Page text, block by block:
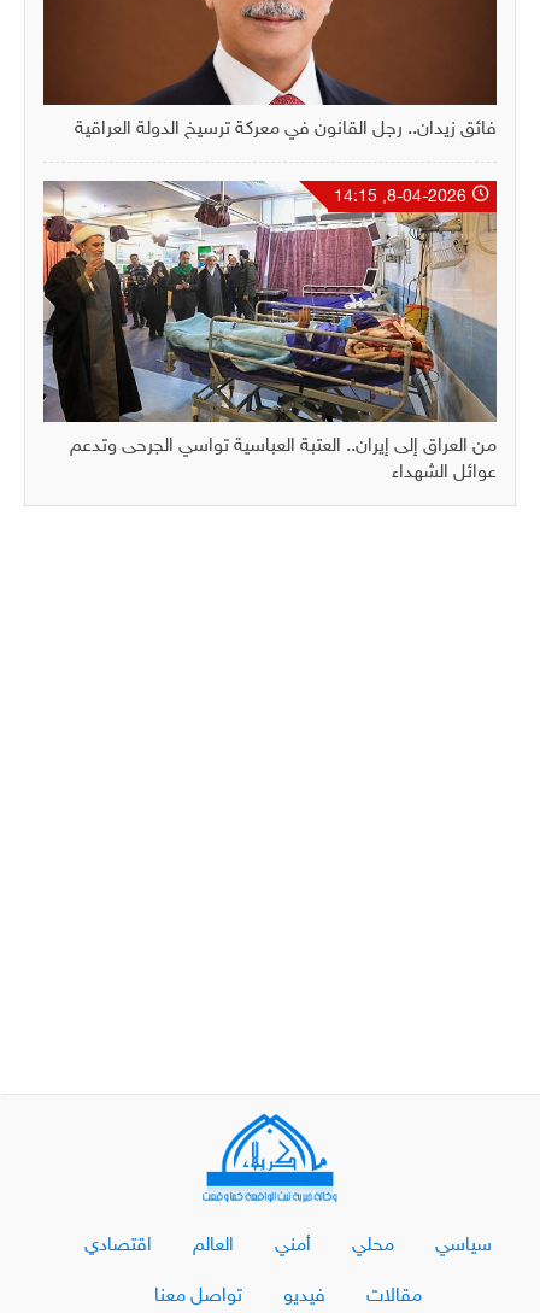
فائق زيدان.. رجل القانون في معركة ترسيخ الدولة العراقية
من العراق إلى إيران.. العتبة العباسية تواسي الجرحى وتدعم
عوائل الشهداء
سياسي محلي أمني العالم اقتصادي
مقالات فيديو تواصل معنا